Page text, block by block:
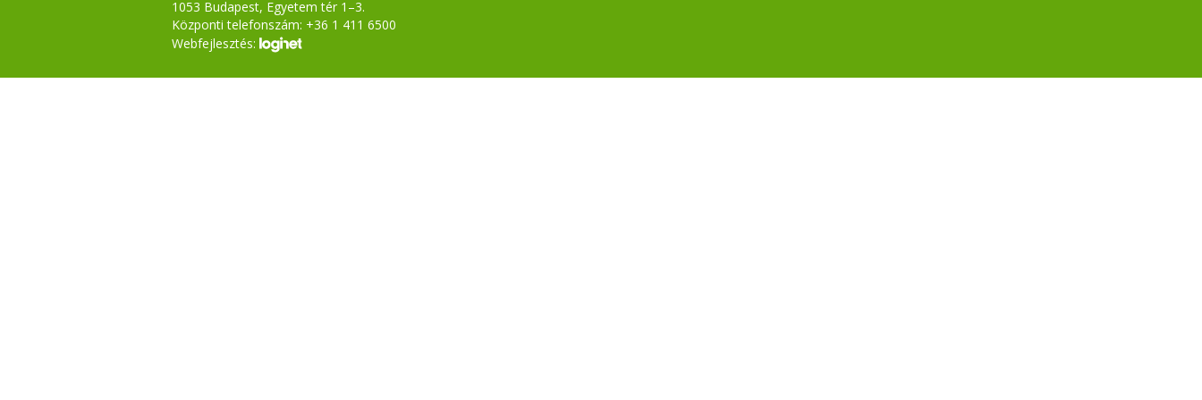
1053 Budapest, Egyetem tér 1–3.
Központi telefonszám: +36 1 411 6500
Webfejlesztés: